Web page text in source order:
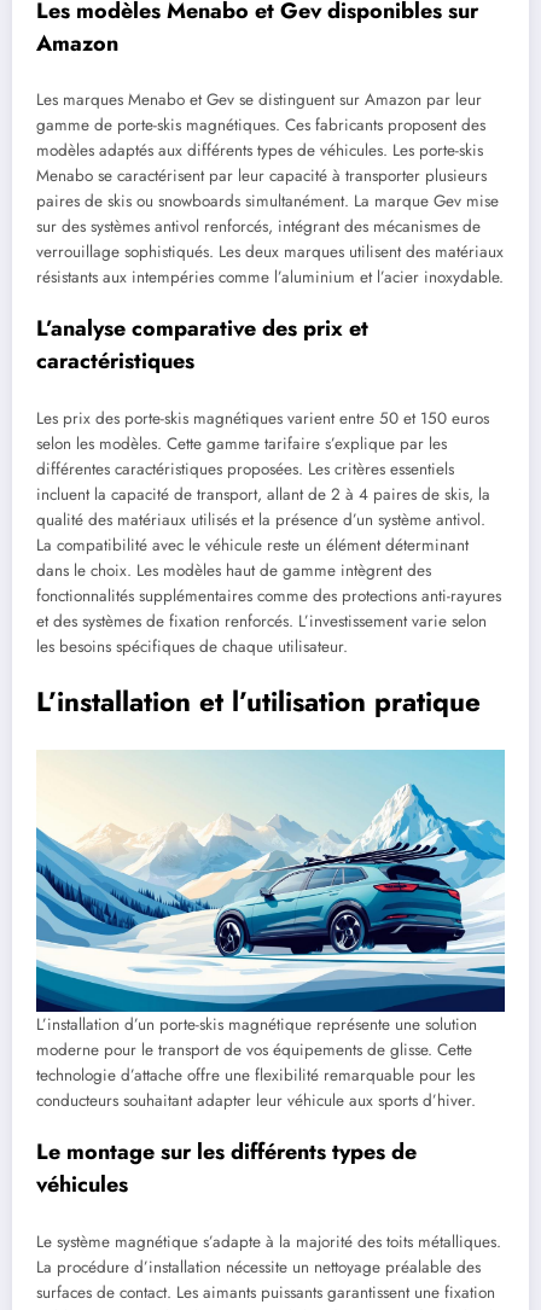
Les modèles Menabo et Gev disponibles sur
Amazon
Les marques Menabo et Gev se distinguent sur Amazon par leur
gamme de porte-skis magnétiques. Ces fabricants proposent des
modèles adaptés aux différents types de véhicules. Les porte-skis
Menabo se caractérisent par leur capacité à transporter plusieurs
paires de skis ou snowboards simultanément. La marque Gev mise
sur des systèmes antivol renforcés, intégrant des mécanismes de
verrouillage sophistiqués. Les deux marques utilisent des matériaux
résistants aux intempéries comme l’aluminium et l’acier inoxydable.
L’analyse comparative des prix et
caractéristiques
Les prix des porte-skis magnétiques varient entre 50 et 150 euros
selon les modèles. Cette gamme tarifaire s’explique par les
différentes caractéristiques proposées. Les critères essentiels
incluent la capacité de transport, allant de 2 à 4 paires de skis, la
qualité des matériaux utilisés et la présence d’un système antivol.
La compatibilité avec le véhicule reste un élément déterminant
dans le choix. Les modèles haut de gamme intègrent des
fonctionnalités supplémentaires comme des protections anti-rayures
et des systèmes de fixation renforcés. L’investissement varie selon
les besoins spécifiques de chaque utilisateur.
L’installation et l’utilisation pratique
L’installation d’un porte-skis magnétique représente une solution
moderne pour le transport de vos équipements de glisse. Cette
technologie d’attache offre une flexibilité remarquable pour les
conducteurs souhaitant adapter leur véhicule aux sports d’hiver.
Le montage sur les différents types de
véhicules
Le système magnétique s’adapte à la majorité des toits métalliques.
La procédure d’installation nécessite un nettoyage préalable des
surfaces de contact. Les aimants puissants garantissent une fixation